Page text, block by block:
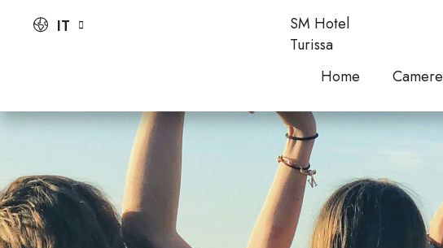
IT
SM Hotel
Turissa
Home Camere